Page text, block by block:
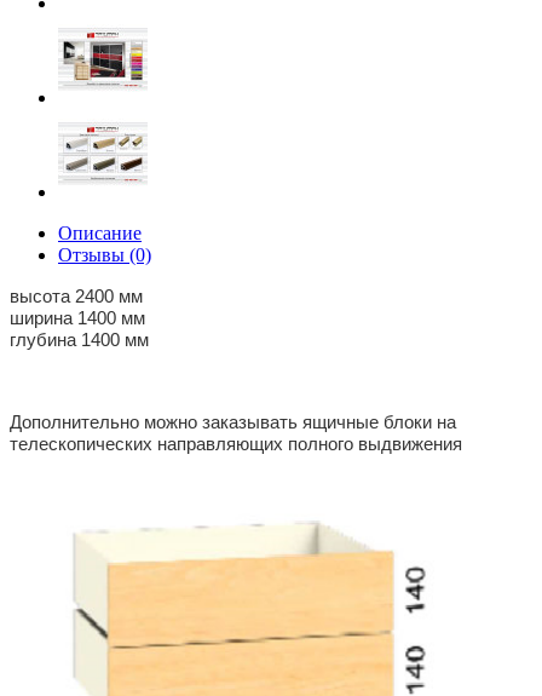
Описание
Отзывы (0)
высота 2400 мм
ширина 1400 мм
глубина 1400 мм
Дополнительно можно заказывать ящичные блоки на
телескопических направляющих полного выдвижения